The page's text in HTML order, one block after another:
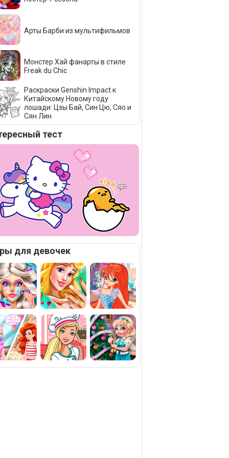
Арты Барби из мультифильмов
Монстер Хай фанарты в стиле
Freak du Сhic
Раскраски Genshin Impact к
Китайскому Новому году
лошади: Цзы Бай, Син Цю, Сяо и
Сян Лин
тест
для девочек